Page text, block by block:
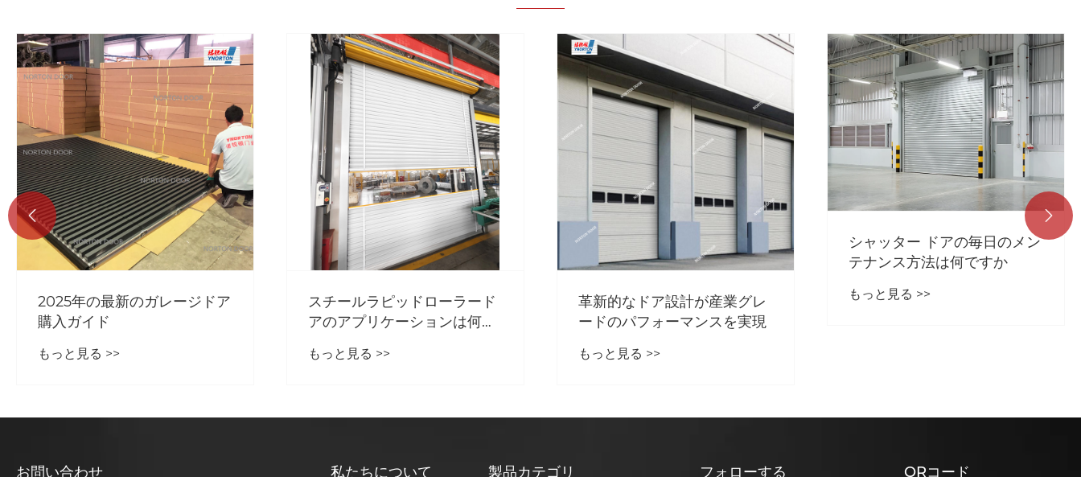
スチールラピッドローラード
アのアプリケーションは何で
もっと見る >>
革新的なドア設計が産業グレ
ードのパフォーマンスを実現
もっと見る >>
シャッター ドアの毎日のメン
テナンス方法は何ですか
もっと見る >>
高速ドアの特性は次のとおり
 
お問い合わせ 私たちについて 製品カテゴリ フォローする QRコード